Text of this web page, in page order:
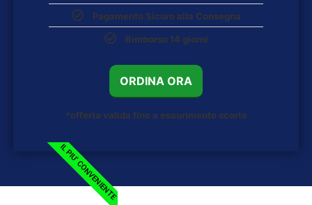
Pagamento Sicuro alla Consegna
Rimborso 14 giorni
ORDINA ORA
*offerta valida fino a esaurimento scorte
IL PIU' CONVENIENTE